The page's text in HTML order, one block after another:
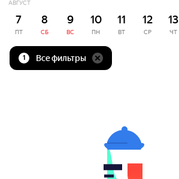
АВГУСТ
7
ПТ
8
СБ
9
ВС
10
ПН
11
ВТ
12
СР
13
ЧТ
1 Все фильтры